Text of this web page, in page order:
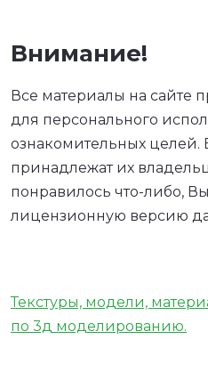
Внимание!
Все материалы на сайте
для персонального
ознакомительных целей.
принадлежат их
понравилось что-либо,
лицензионную версию
Текстуры, модели,
по 3д моделированию.